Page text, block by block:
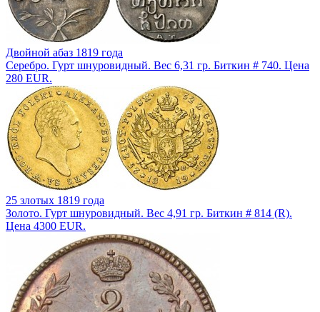
Двойной абаз 1819 года
Серебро. Гурт шнуровидный. Вес 6,31 гр. Биткин # 740. Цена
280 EUR.
25 злотых 1819 года
Золото. Гурт шнуровидный. Вес 4,91 гр. Биткин # 814 (R).
Цена 4300 EUR.